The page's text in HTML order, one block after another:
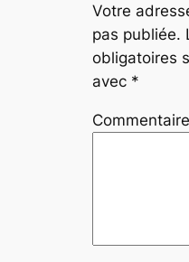
Votre
pas publiée.
obligatoires
avec *
Commentaire